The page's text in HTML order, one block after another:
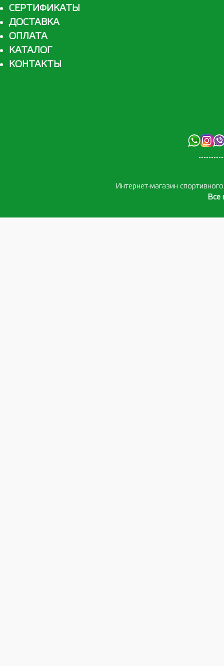
СЕРТИФИКАТЫ
ДОСТАВКА
ОПЛАТА
КАТАЛОГ
КОНТАКТЫ
Интернет-магазин
Все